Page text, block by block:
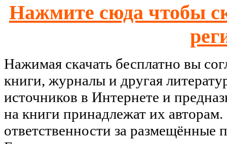
Нажмите сюда чтобы
Нажимая скачать бесплатно вы
книги, журналы и другая
источников в Интернете и
на книги принадлежат их
ответственности за размещённые